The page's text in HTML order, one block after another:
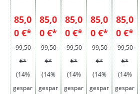
85,0
0 €*
99,50
€*
(14%
gespar
85,0
0 €*
99,50
€*
(14%
gespar
85,0
0 €*
99,50
€*
(14%
gespar
85,0
0 €*
99,50
€*
(14%
gespar
85,0
0 €*
99,50
€*
(14%
gespar